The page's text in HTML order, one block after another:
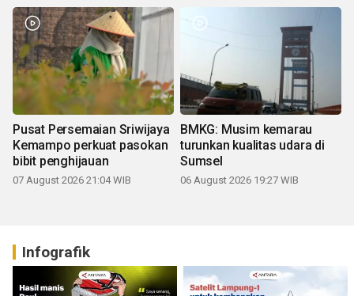
Pusat Persemaian Sriwijaya
Kemampo perkuat pasokan
bibit penghijauan
07 August 2026 21:04 WIB
BMKG: Musim kemarau
turunkan kualitas udara di
Sumsel
06 August 2026 19:27 WIB
Infografik